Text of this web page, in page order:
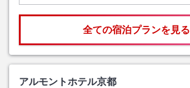
全ての宿泊プランを見る
アルモントホテル京都